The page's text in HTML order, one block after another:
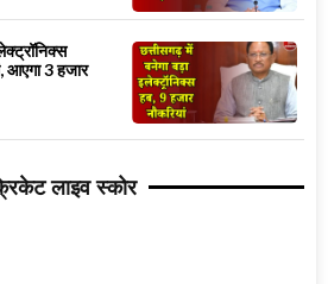
आएगा 3 हजार
लाइव स्कोर